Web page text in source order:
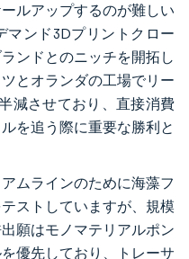
ルアップするのが難しい
マンド3Dプリントクロー
ンドとのニッチを開拓し
とオランダの工場でリー
減させており、直接消費
を追う際に重要な勝利と
ムラインのために海藻フ
ストしていますが、規模
願はモノマテリアルポン
優先しており、トレーサ